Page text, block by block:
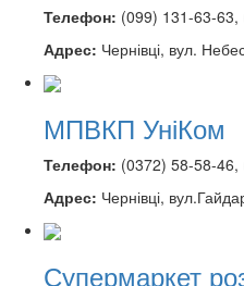
Телефон: (099) 131-63-
Адрес: Чернівці, вул.
МПВКП УніКом
Телефон: (0372) 58-58-
Адрес: Чернівці,
Супермаркет